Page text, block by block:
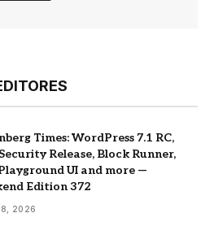
Times: WordPress 7.1 RC,
Release, Block Runner,
UI and more —
Edition 372
8, 2026